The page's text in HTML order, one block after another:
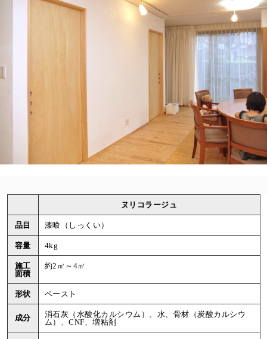
ヌリコラージュ
品目 漆喰（しっくい）
容量 4kg
施工
面積
約2㎡～4㎡
形状 ペースト
成分
消石灰（水酸化カルシウム）、水、骨材（炭酸カルシウ
ム）、CNF、増粘剤